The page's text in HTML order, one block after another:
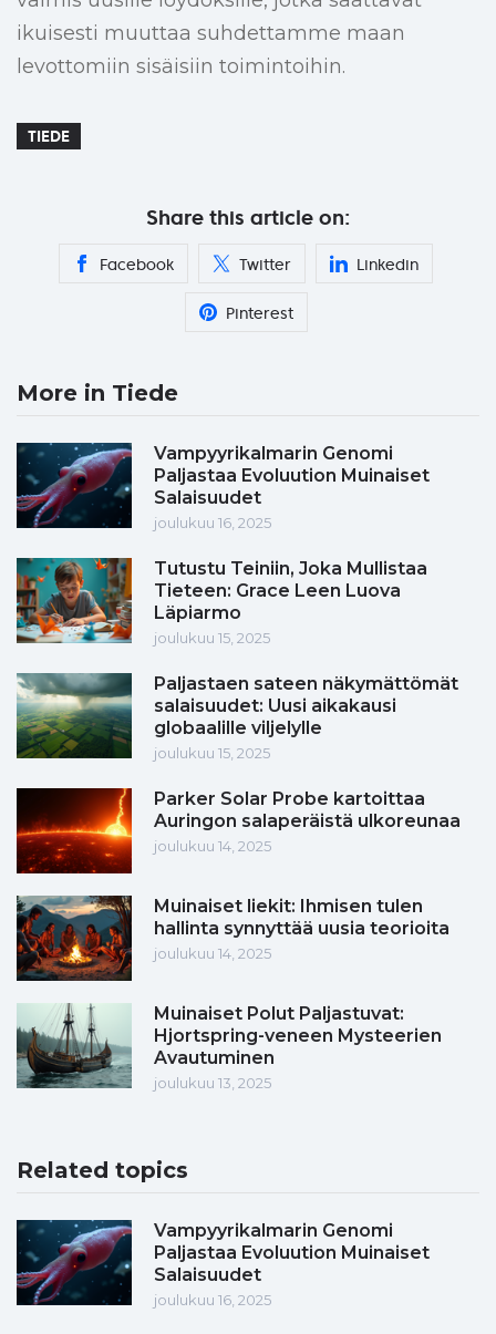
ikuisesti muuttaa suhdettamme maan
levottomiin sisäisiin toimintoihin.
TIEDE
Share this article on:
Facebook Twitter Linkedin
Pinterest
More in Tiede
Vampyyrikalmarin Genomi
Paljastaa Evoluution Muinaiset
Salaisuudet
joulukuu 16, 2025
Tutustu Teiniin, Joka Mullistaa
Tieteen: Grace Leen Luova
Läpiarmo
joulukuu 15, 2025
Paljastaen sateen näkymättömät
salaisuudet: Uusi aikakausi
globaalille viljelylle
joulukuu 15, 2025
Parker Solar Probe kartoittaa
Auringon salaperäistä ulkoreunaa
joulukuu 14, 2025
Muinaiset liekit: Ihmisen tulen
hallinta synnyttää uusia teorioita
joulukuu 14, 2025
Muinaiset Polut Paljastuvat:
Hjortspring-veneen Mysteerien
Avautuminen
joulukuu 13, 2025
Related topics
Vampyyrikalmarin Genomi
Paljastaa Evoluution Muinaiset
Salaisuudet
joulukuu 16, 2025